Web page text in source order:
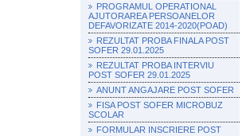
PROGRAMUL OPERATIONAL
AJUTORAREA PERSOANELOR
DEFAVORIZATE 2014-2020(POAD)
REZULTAT PROBA FINALA POST
SOFER 29.01.2025
REZULTAT PROBA INTERVIU
POST SOFER 29.01.2025
ANUNT ANGAJARE POST SOFER
FISA POST SOFER MICROBUZ
SCOLAR
FORMULAR INSCRIERE POST